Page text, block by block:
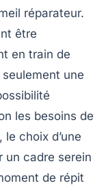
réparateur.
être
en train de
une
les besoins de
le choix d’une
un cadre serein
de répit